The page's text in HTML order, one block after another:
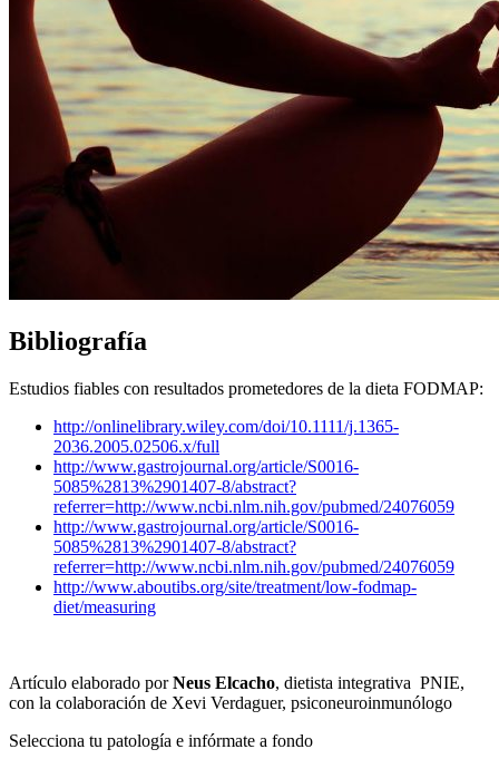
Bibliografía
Estudios fiables con resultados prometedores de la dieta FODMAP:
http://onlinelibrary.wiley.com/doi/10.1111/j.1365-
2036.2005.02506.x/full
http://www.gastrojournal.org/article/S0016-
5085%2813%2901407-8/abstract?
referrer=http://www.ncbi.nlm.nih.gov/pubmed/24076059
http://www.gastrojournal.org/article/S0016-
5085%2813%2901407-8/abstract?
referrer=http://www.ncbi.nlm.nih.gov/pubmed/24076059
http://www.aboutibs.org/site/treatment/low-fodmap-
diet/measuring
Artículo elaborado porNeus Elcacho, dietista integrativa PNIE,
con la colaboración de Xevi Verdaguer, psiconeuroinmunólogo
Selecciona tu patología e infórmate a fondo